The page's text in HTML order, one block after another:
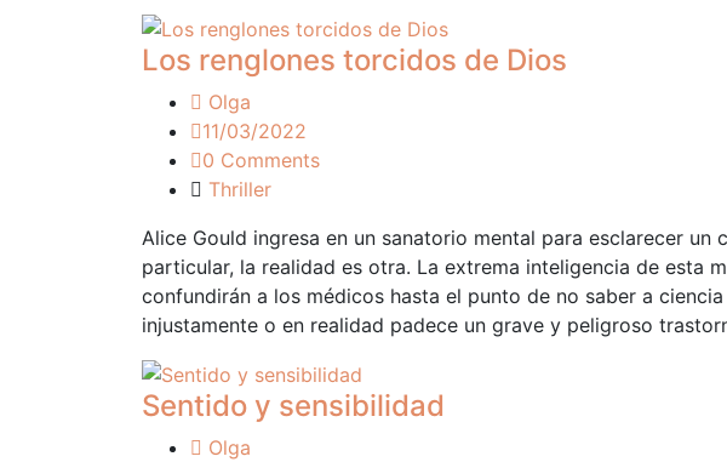
Los renglones torcidos de Dios
Olga
11/03/2022
0 Comments
Thriller
Alice Gould ingresa en un sanatorio mental para esclarecer un
particular, la realidad es otra. La extrema inteligencia de esta
confundirán a los médicos hasta el punto de no saber a
injustamente o en realidad padece un grave y peligroso
Sentido y sensibilidad
Olga